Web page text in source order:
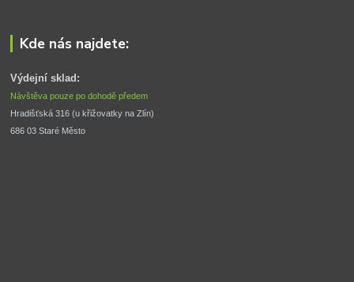
Kde nás najdete:
Výdejní sklad:
Návštěva pouze po dohodě předem
Hradišťská 316 (u křižovatky na Zlín)
686 03 Staré Město